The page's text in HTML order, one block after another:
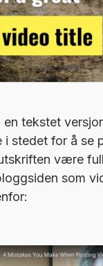
en tekstet
i stedet for å se
være
som